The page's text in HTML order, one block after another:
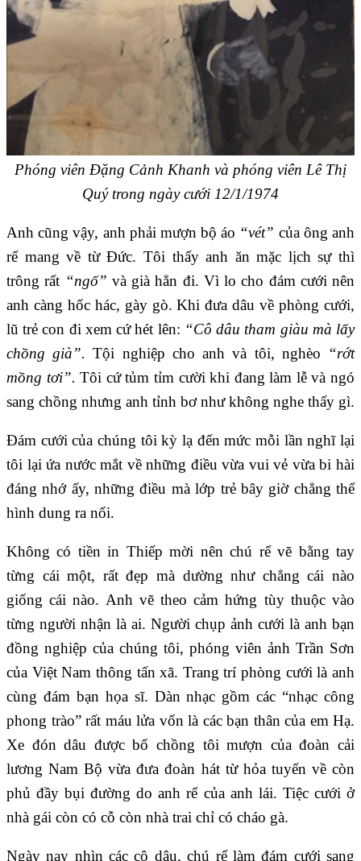
Phóng viên Đặng Cảnh Khanh và phóng viên Lê Thị
Quý trong ngày cưới 12/1/1974
Anh cũng vậy, anh phải mượn bộ áo “vét” của ông anh
rể mang về từ Đức. Tôi thấy anh ăn mặc lịch sự thì
trông rất “ngố” và già hẳn đi. Vì lo cho đám cưới nên
anh càng hốc hác, gày gò. Khi đưa dâu về phòng cưới,
lũ trẻ con đi xem cứ hét lên: “Cô dâu tham giàu mà lấy
chồng già”.Tội nghiệp cho anh và tôi, nghèo “rớt
mồng tơi”.Tôi cứ tủm tỉm cười khi đang làm lễ và ngó
sang chồng nhưng anh tỉnh bơ như không nghe thấy gì.
Đám cưới của chúng tôi kỳ lạ đến mức mỗi lần nghĩ lại
tôi lại ứa nước mắt về những điều vừa vui vẻ vừa bi hài
đáng nhớ ấy, những điều mà lớp trẻ bây giờ chẳng thể
hình dung ra nổi.
Không có tiền in Thiếp mời nên chú rể vẽ bằng tay
từng cái một, rất đẹp mà dường như chẳng cái nào
giống cái nào. Anh vẽ theo cảm hứng tùy thuộc vào
từng người nhận là ai. Người chụp ảnh cưới là anh bạn
đồng nghiệp của chúng tôi, phóng viên ảnh Trần Sơn
của Việt Nam thông tấn xã. Trang trí phòng cưới là anh
cùng đám bạn họa sĩ. Dàn nhạc gồm các “nhạc công
phong trào” rất máu lửa vốn là các bạn thân của em Hạ.
Xe đón dâu được bố chồng tôi mượn của đoàn cải
lương Nam Bộ vừa đưa đoàn hát từ hỏa tuyến về còn
phủ đầy bụi đường do anh rể của anh lái. Tiệc cưới ở
nhà gái còn có cỗ còn nhà trai chỉ có cháo gà.
Ngày nay nhìn các cô dâu, chú rể làm đám cưới sang